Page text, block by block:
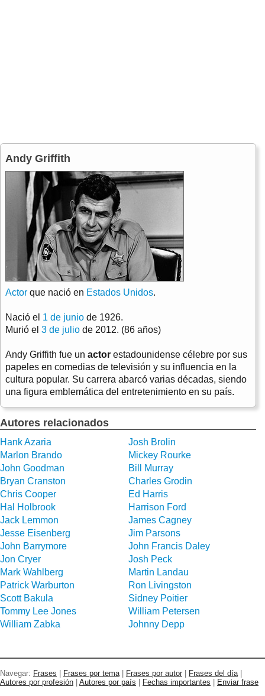
Andy Griffith
Actor que nació en Estados Unidos.
Nació el 1 de junio de 1926.
Murió el 3 de julio de 2012. (86 años)
Andy Griffith fue un actor estadounidense célebre por sus
papeles en comedias de televisión y su influencia en la
cultura popular. Su carrera abarcó varias décadas, siendo
una figura emblemática del entretenimiento en su país.
Autores relacionados
Hank Azaria
Josh Brolin
Marlon Brando
Mickey Rourke
John Goodman
Bill Murray
Bryan Cranston
Charles Grodin
Chris Cooper
Ed Harris
Hal Holbrook
Harrison Ford
Jack Lemmon
James Cagney
Jesse Eisenberg
Jim Parsons
John Barrymore
John Francis Daley
Jon Cryer
Josh Peck
Mark Wahlberg
Martin Landau
Patrick Warburton
Ron Livingston
Scott Bakula
Sidney Poitier
Tommy Lee Jones
William Petersen
William Zabka
Johnny Depp
Navegar: Frases Frases por tema Frases por autor Frases del día
Autores por profesión
Autores por país Fechas importantes
Enviar frase